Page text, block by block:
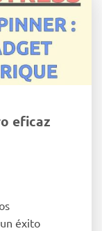
eficaz
éxito